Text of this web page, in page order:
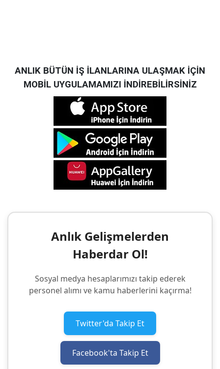
ANLIK BÜTÜN İŞ İLANLARINA ULAŞMAK İÇİN
MOBİL UYGULAMAMIZI İNDİREBİLİRSİNİZ
Anlık Gelişmelerden
Haberdar Ol!
Sosyal medya hesaplarımızı takip ederek
personel alımı ve kamu haberlerini kaçırma!
Twitter'da Takip Et
Facebook'ta Takip Et